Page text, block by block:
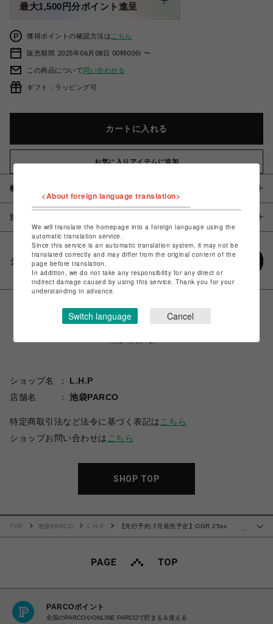
最大1,500円分ポイント進呈
獲得ポイントの確認方法は こちら
販売期間 2025年06月08日 00時00分 〜
この商品について問い合わせる
ギフト：ラッピング可
カートに入れる
お気に入りアイテムに追加
概要
注意事項
シェアする
ショップ名
L.H.P
店舗名
池袋PARCO
特定商取引法など法令に基づく表記は こちら
ショップお問い合わせは こちら
SHOP TOP
…
TOP 池袋PARCO L.H.P
【先行予約 7月発売予定】OGR 25ss
PARCOポイント
全国のPARCOやONLINE PARCOで貯まる＆使える
<About foreign language translation>
We will translate the homepage into a foreign language using the
automatic translation service.
Since this service is an automatic translation system, it may not be
translated correctly and may differ from the original content of the
page before translation.
In addition, we do not take any responsibility for any direct or
indirect damage caused by using this service. Thank you for your
understanding in advance.
Switch language Cancel